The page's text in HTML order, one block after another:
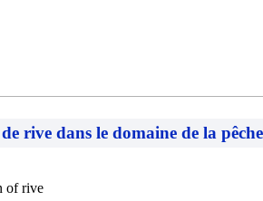
rive dans le domaine de la